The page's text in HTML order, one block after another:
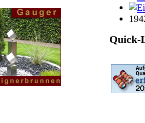
Quick-